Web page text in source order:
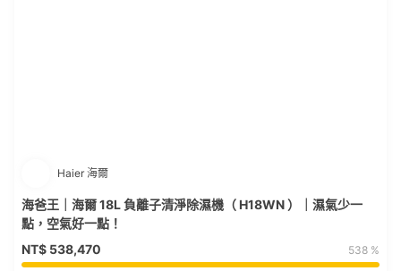
Haier 海爾
海爸王｜海爾 18L 負離子清淨除濕機（ H18WN ）｜濕氣少一
點，空氣好一點！
NT$ 538,470 538 %